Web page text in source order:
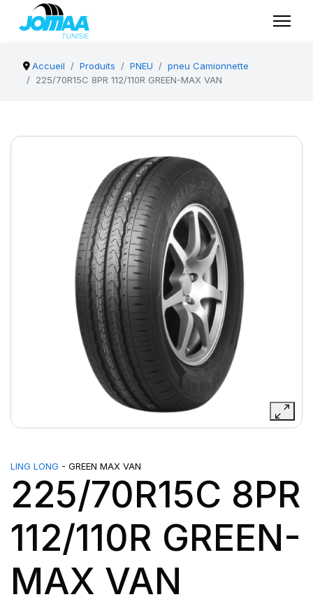
Accueil Produits PNEU
pneu Camionnette
225/70R15C 8PR 112/110R GREEN-MAX VAN
LING LONG - GREEN MAX VAN
225/70R15C 8PR
112/110R GREEN-
MAX VAN